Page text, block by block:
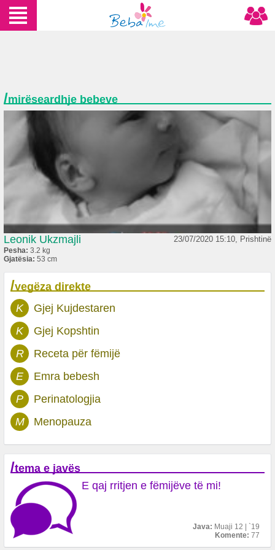
/mirëseardhje bebeve
Leonik Ukzmajli 23/07/2020 15:10, Prishtinë
Pesha: 3.2 kg
Gjatësia: 53 cm
/vegëza direkte
K
Gjej Kujdestaren
K
Gjej Kopshtin
R
Receta për fëmijë
E
Emra bebesh
P
Perinatologjia
M
Menopauza
/tema e javës
E qaj rritjen e fëmijëve të mi!
Java: Muaji 12 | `19
Komente: 77